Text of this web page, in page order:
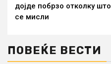
дојде побрзо отколку што
се мисли
ПОВЕЌЕ ВЕСТИ